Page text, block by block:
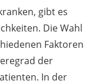
gibt es
Die Wahl
Faktoren
der
In der